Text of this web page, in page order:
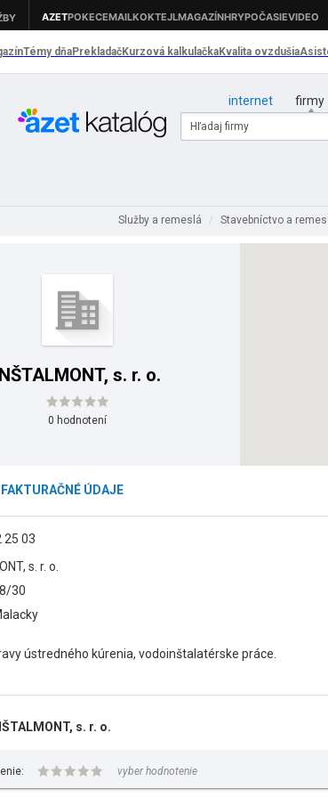
internet firmy
Služby a remeslá / Stavebníctvo a
s. r. o.
0 hodnotení
FAKTURAČNÉ ÚDAJE
25 03
s. r. o.
30
ústredného kúrenia, vodoinštalatérske práce.
s. r. o.
vyber hodnotenie